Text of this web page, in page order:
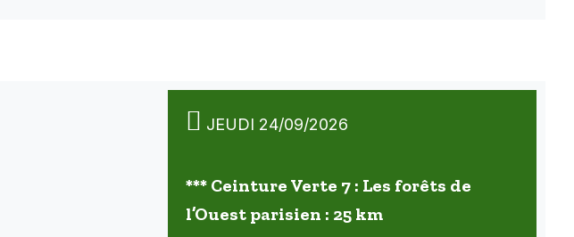
JEUDI 24/09/2026
*** Ceinture Verte 7 : Les forêts de
l’Ouest parisien : 25 km